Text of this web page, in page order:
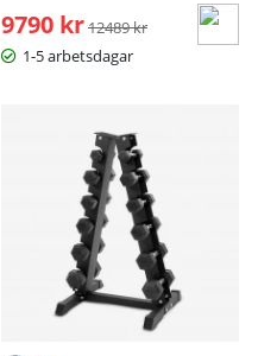
9790 kr Ordinarie pris:
12489 kr
1-5 arbetsdagar